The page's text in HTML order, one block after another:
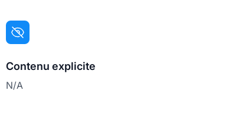
Contenu explicite
N/A